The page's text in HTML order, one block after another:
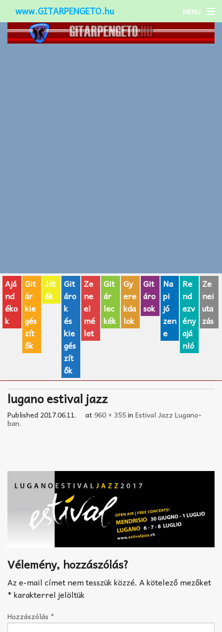
www.GITARPENGETO.hu MENU
Népszerű-
AJÁNDÉK ÖTLETEK
Vicces
GITÁR MÁRKÁK
TOP100 nóta
Zeneiskolák
Zeneszerzés alapjai
Improvizáció
Ajá
nd
éko
k
Git
ár
kie
gés
zít
ők
Ját
ék
Git
áro
k
és
kie
gés
zít
ők
Ze
ne
el
mé
let
Git
ár
lec
kék
Gy
ere
kda
lok
Git
áro
sok
Na
pi
jó
zen
e
Re
nd
ezv
ény
ajá
nló
Ze
nei
uta
zás
lugano estival jazz
Published 2017.06.11. at960 × 355in Estival Jazz Lugano-
ban.
Vélemény, hozzászólás?
Az e-mail címet nem tesszük közzé. A kötelező mezőket
*karakterrel jelöltük
Hozzászólás *